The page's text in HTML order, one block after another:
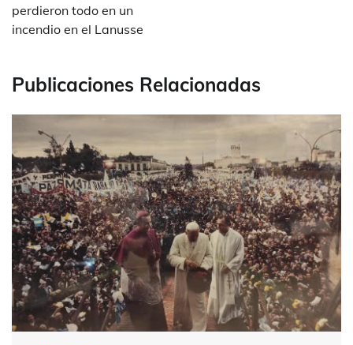
entradas
perdieron todo en un
incendio en el Lanusse
Publicaciones Relacionadas